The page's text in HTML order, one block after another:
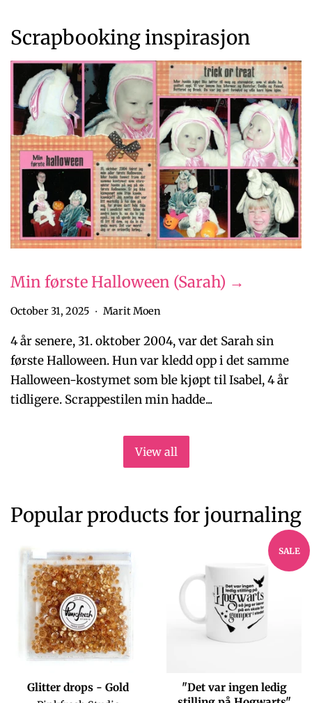
Scrapbooking inspirasjon
Min første Halloween (Sarah) →
October 31, 2025 • Marit Moen
4 år senere, 31. oktober 2004, var det Sarah sin
første Halloween. Hun var kledd opp i det samme
Halloween-kostymet som ble kjøpt til Isabel, 4 år
tidligere. Scrappestilen min hadde...
View all
Popular products for journaling
Glitter drops - Gold
SALE
"Det var ingen ledig